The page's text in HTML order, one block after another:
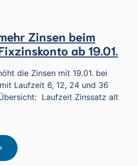
Zinsen beim
ab 19.01.
die Zinsen mit 19.01. bei
Laufzeit 6, 12, 24 und 36
Laufzeit Zinssatz alt